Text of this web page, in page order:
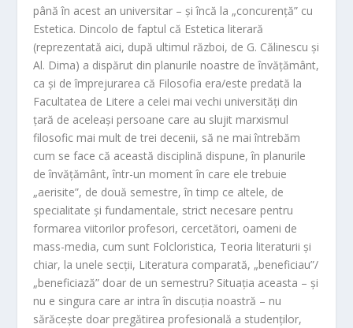
până în acest an universitar – și încă la „concurență” cu
Estetica. Dincolo de faptul că Estetica literară
(reprezentată aici, după ultimul război, de G. Călinescu și
Al. Dima) a dispărut din planurile noastre de învățământ,
ca și de împrejurarea că Filosofia era/este predată la
Facultatea de Litere a celei mai vechi universități din
țară de aceleași persoane care au slujit marxismul
filosofic mai mult de trei decenii, să ne mai întrebăm
cum se face că această disciplină dispune, în planurile
de învățământ, într-un moment în care ele trebuie
„aerisite”, de două semestre, în timp ce altele, de
specialitate și fundamentale, strict necesare pentru
formarea viitorilor profesori, cercetători, oameni de
mass-media, cum sunt Folcloristica, Teoria literaturii și
chiar, la unele secții, Literatura comparată, „beneficiau”/
„beneficiază” doar de un semestru? Situația aceasta – și
nu e singura care ar intra în discuția noastră – nu
sărăcește doar pregătirea profesională a studenților,